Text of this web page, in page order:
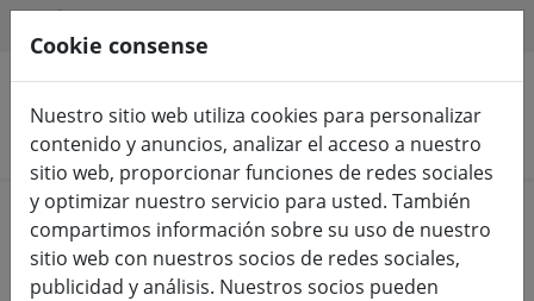
Buscar productos
Home Venta..
Cookie consense
Nuestro sitio web utiliza cookies para personalizar
contenido y anuncios, analizar el acceso a nuestro
sitio web, proporcionar funciones de redes sociales
y optimizar nuestro servicio para usted. También
compartimos información sobre su uso de nuestro
sitio web con nuestros socios de redes sociales,
publicidad y análisis. Nuestros socios pueden